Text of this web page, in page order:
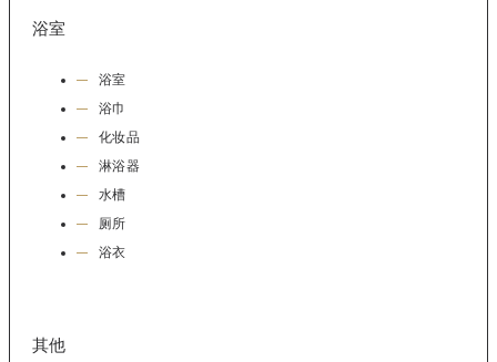
浴室
浴室
浴巾
化妆品
淋浴器
水槽
厕所
浴衣
其他